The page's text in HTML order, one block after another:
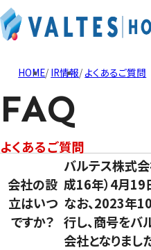
HOME IR情報 よくあるご質問
FAQ
よくあるご質問
会社の設
立はいつ
ですか？
バルテス株式
成16年）4月19
なお、2023年
行し、商号をバ
会社となりまし